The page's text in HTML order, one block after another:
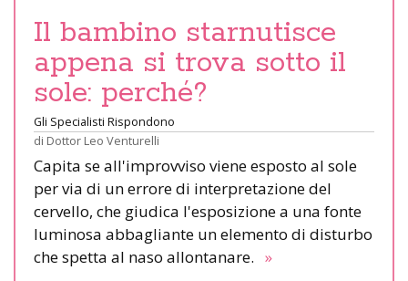
Il bambino starnutisce
appena si trova sotto il
sole: perché?
Gli Specialisti Rispondono
di Dottor Leo Venturelli
Capita se all'improvviso viene esposto al sole
per via di un errore di interpretazione del
cervello, che giudica l'esposizione a una fonte
luminosa abbagliante un elemento di disturbo
che spetta al naso allontanare. »